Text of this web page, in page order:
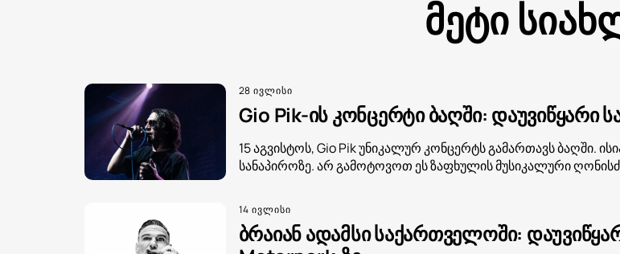
მეტი
28 ივლისი
Gio Pik-ის კონცერტი ბაღში: დაუვიწყარი
15 აგვისტოს, Gio Pik უნიკალურ კონცერტს გამართავს ბაღში.
სანაპიროზე. არ გამოტოვოთ ეს ზაფხულის მუსიკალური
14 ივლისი
ბრაიან ადამსი საქართველოში: